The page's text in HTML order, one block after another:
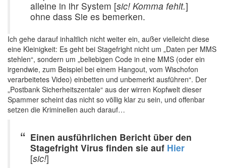
alleine in ihr System [sic! Komma fehlt.]
ohne dass Sie es bemerken.
Ich gehe darauf inhaltlich nicht weiter ein, außer vielleicht diese
eine Kleinigkeit: Es geht bei Stagefright nicht um „Daten per MMS
stehlen“, sondern um „beliebigen Code in eine MMS (oder ein
irgendwie, zum Beispiel bei einem Hangout, vom Wischofon
verarbeitetes Video) einbetten und unbemerkt ausführen“. Der
„Postbank Sicherheitszentale“ aus der wirren Kopfwelt dieser
Spammer scheint das nicht so völlig klar zu sein, und offenbar
setzen die Kriminellen auch darauf…
Einen ausführlichen Bericht über den
Stagefright Virus finden sie auf Hier
[sic!]